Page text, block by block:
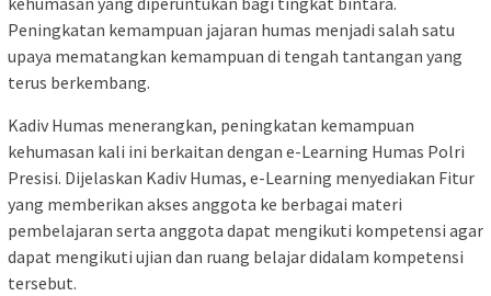
Peningkatan kemampuan jajaran humas menjadi salah satu
upaya mematangkan kemampuan di tengah tantangan yang
terus berkembang.
Kadiv Humas menerangkan, peningkatan kemampuan
kehumasan kali ini berkaitan dengan e-Learning Humas Polri
Presisi. Dijelaskan Kadiv Humas, e-Learning menyediakan Fitur
yang memberikan akses anggota ke berbagai materi
pembelajaran serta anggota dapat mengikuti kompetensi agar
dapat mengikuti ujian dan ruang belajar didalam kompetensi
tersebut.